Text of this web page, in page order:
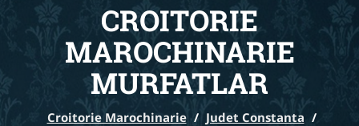
CROITORIE
MAROCHINARIE
MURFATLAR
Croitorie Marochinarie / Judet Constanta /